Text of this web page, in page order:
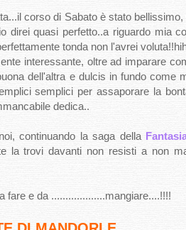
corso di Sabato è stato
direi quasi perfetto..a riguardo mia
tonda non l'avrei
interessante, oltre ad imparare
dell'altra e dulcis in fundo come
semplici per assaporare la
dedica..
continuando la saga della
la trovi davanti non resisti a non
fare e da ...................mangiare....!!!!